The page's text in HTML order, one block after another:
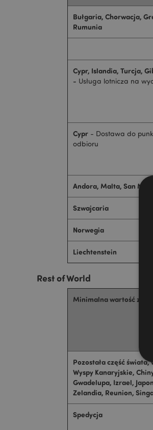
Bułgaria, Chorwacja,
Rumunia
Cypr, Islandia, Turcja,
- Usługa lotnicza na
Cypr - Dostawa do
odbioru
Andora, Malta, San
Szwajcaria
Norwegia
Liechtenstein
Rest of World
Minimalna wartość
Pozostała część
Wyspy Kanaryjskie,
Gwadelupa, Izrael,
Zelandia, Reunion,
Spedycja